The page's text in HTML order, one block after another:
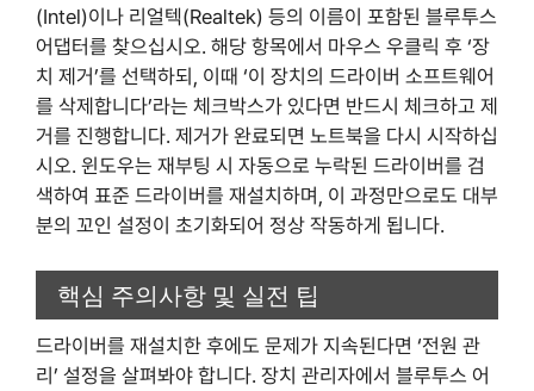
(Intel)이나 리얼텍(Realtek) 등의 이름이 포함된 블루투스
어댑터를 찾으십시오. 해당 항목에서 마우스 우클릭 후 ‘장
치 제거’를 선택하되, 이때 ‘이 장치의 드라이버 소프트웨어
를 삭제합니다’라는 체크박스가 있다면 반드시 체크하고 제
거를 진행합니다. 제거가 완료되면 노트북을 다시 시작하십
시오. 윈도우는 재부팅 시 자동으로 누락된 드라이버를 검
색하여 표준 드라이버를 재설치하며, 이 과정만으로도 대부
분의 꼬인 설정이 초기화되어 정상 작동하게 됩니다.
핵심 주의사항 및 실전 팁
드라이버를 재설치한 후에도 문제가 지속된다면 ‘전원 관
리’ 설정을 살펴봐야 합니다. 장치 관리자에서 블루투스 어